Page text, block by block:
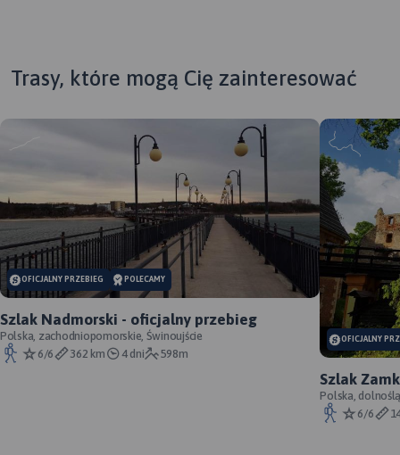
Trasy, które mogą Cię zainteresować
OFICJALNY PRZEBIEG POLECAMY
Szlak Nadmorski - oficjalny przebieg
Polska, zachodniopomorskie, Świnoujście
6/6
362 km 4 dni 598m
OFICJALNY
Szlak
przebieg
Polska,
Śląskie, powiat
6/6